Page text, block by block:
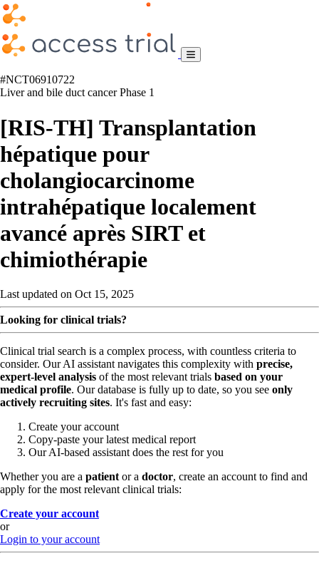
#NCT06910722
Liver and bile duct cancerPhase 1
[RIS-TH] Transplantation
hépatique pour
cholangiocarcinome
intrahépatique localement
avancé après SIRT et
chimiothérapie
Last updated on Oct 15, 2025
Looking for clinical trials?
Clinical trial search is a complex process, with countless criteria to
consider. Our AI assistant navigates this complexity with precise,
expert-level analysis of the most relevant trials based on your
medical profile. Our database is fully up to date, so you see only
actively recruiting sites. It's fast and easy:
Create your account
Copy-paste your latest medical report
Our AI-based assistant does the rest for you
Whether you are a patient or a doctor, create an account to find and
apply for the most relevant clinical trials:
Create your account
or
Login to your account